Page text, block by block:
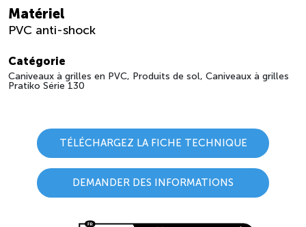
Matériel
PVC anti-shock
Catégorie
Caniveaux à grilles en PVC, Produits de sol, Caniveaux à grilles
Pratiko Série 130
TÉLÉCHARGEZ LA FICHE TECHNIQUE
DEMANDER DES INFORMATIONS